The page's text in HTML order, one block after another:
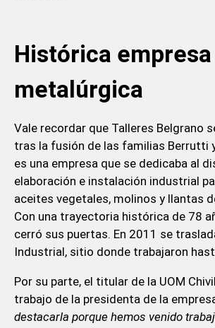
Histórica empresa
metalúrgica
Vale recordar que Talleres Belgrano
tras la fusión de las familias Berrutti
es una empresa que se dedicaba al
elaboración e instalación industrial
aceites vegetales, molinos y llantas
Con una trayectoria histórica de 78
cerró sus puertas. En 2011 se
Industrial, sitio donde trabajaron
Por su parte, el titular de la UOM
trabajo de la presidenta de la
destacarla porque hemos venido